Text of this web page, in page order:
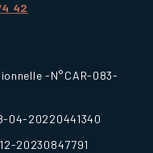
42
-N°CAR-083-
04-20220441340
20230847791